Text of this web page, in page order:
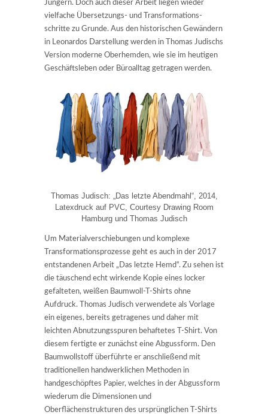
Jüngern. Doch auch dieser Arbeit liegen wieder
vielfache Übersetzungs- und Transformations-
schritte zu Grunde. Aus den historischen Gewändern
in Leonardos Darstellung werden in Thomas Judischs
Version moderne Oberhemden, wie sie im heutigen
Geschäftsleben oder Büroalltag getragen werden.
Thomas Judisch: „Das letzte Abendmahl“, 2014,
Latexdruck auf PVC, Courtesy Drawing Room
Hamburg und Thomas Judisch
Um Materialverschiebungen und komplexe
Transformationsprozesse geht es auch in der 2017
entstandenen Arbeit „Das letzte Hemd“. Zu sehen ist
die täuschend echt wirkende Kopie eines locker
gefalteten, weißen Baumwoll-T-Shirts ohne
Aufdruck. Thomas Judisch verwendete als Vorlage
ein eigenes, bereits getragenes und daher mit
leichten Abnutzungsspuren behaftetes T-Shirt. Von
diesem fertigte er zunächst eine Abgussform. Den
Baumwollstoff überführte er anschließend mit
traditionellen handwerklichen Methoden in
handgeschöpftes Papier, welches in der Abgussform
wiederum die Dimensionen und
Oberflächenstrukturen des ursprünglichen T-Shirts